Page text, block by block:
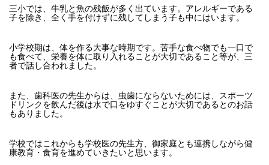
三小では、牛乳と魚の残飯が多く出ています。アレルギーである
子を除き、全く手を付けずに残してしまう子も中にはいます。
小学校期は、体を作る大事な時期です。苦手な食べ物でも一口で
も食べて、栄養を体に取り入れることが大切であること等が、三
者で話し合われました。
また、歯科医の先生からは、虫歯にならないためには、スポーツ
ドリンクを飲んだ後は水で口をゆすぐことが大切であるとのお話
もありました。
学校ではこれからも学校医の先生方、御家庭とも連携しながら健
康教育・食育を進めていきたいと思います。